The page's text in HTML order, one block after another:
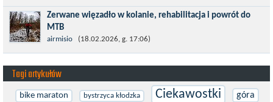
jest powrót do sportowej rywalizacji. Podczas zawodów znikają
bariery,...
Zerwane więzadło w kolanie, rehabilitacja i powrót do
MTB
W sporcie nie ma kalkulacji, niezależnie od stopnia
zaawansowania. Trenujesz, startujesz w zawodach i chcesz po
prostu oddać się grze, dać z siebie...
airmisio (18.02.2026, g. 17:06)
Tagi artykułów
bike maraton bystrzyca kłodzka Ciekawostki góra